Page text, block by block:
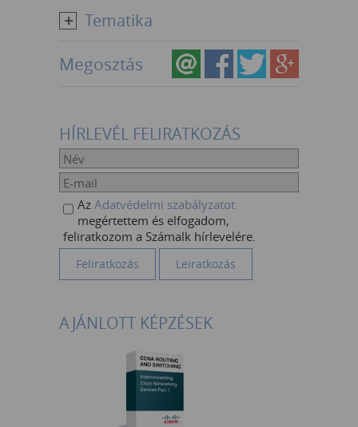
Tematika
Megosztás
HÍRLEVÉL FELIRATKOZÁS
Az Adatvédelmi szabályzatot
megértettem és elfogadom,
feliratkozom a Számalk hírlevelére.
AJÁNLOTT KÉPZÉSEK